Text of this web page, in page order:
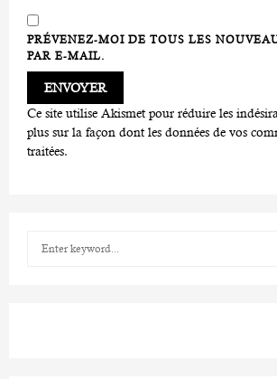
PRÉVENEZ-MOI DE TOUS LES
PAR E-MAIL.
Ce site utilise Akismet pour réduire les
plus sur la façon dont les données de vos
traitées.